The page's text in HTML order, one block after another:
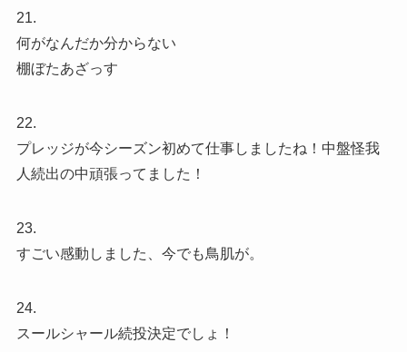
21.
何がなんだか分からない
棚ぼたあざっす
22.
プレッジが今シーズン初めて仕事しましたね！中盤怪我
人続出の中頑張ってました！
23.
すごい感動しました、今でも鳥肌が。
24.
スールシャール続投決定でしょ！